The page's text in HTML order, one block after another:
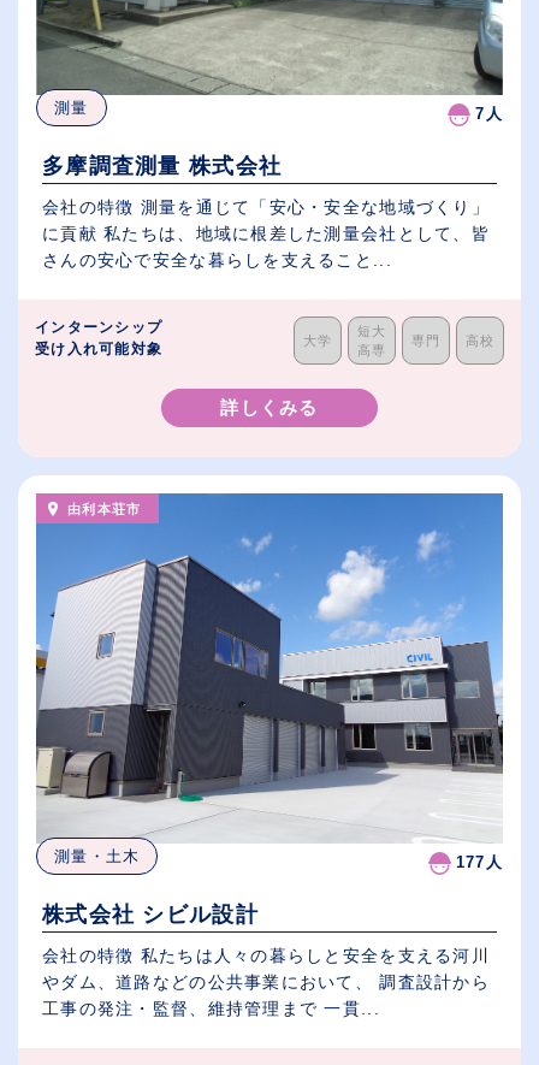
測量 7人
多摩調査測量 株式会社
会社の特徴 測量を通じて「安心・安全な地域づくり」
に貢献 私たちは、地域に根差した測量会社として、皆
さんの安心で安全な暮らしを支えること...
インターンシップ
受け入れ可能対象
大学
短大
高専
専門 高校
詳しくみる
由利本荘市
測量・土木 177人
株式会社 シビル設計
会社の特徴 私たちは人々の暮らしと安全を支える河川
やダム、道路などの公共事業において、 調査設計から
工事の発注・監督、維持管理まで 一貫...